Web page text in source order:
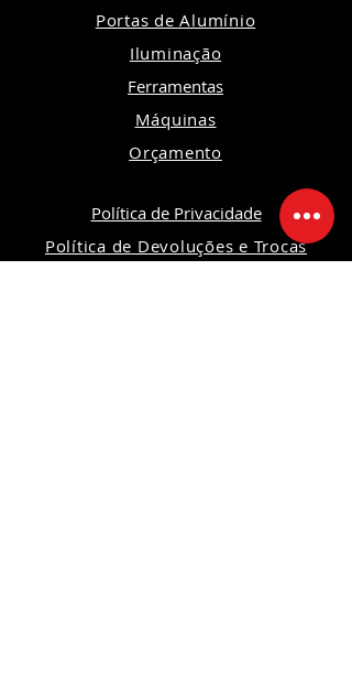
Portas de Alumínio
Iluminação
Ferramentas
Máquinas
Orçamento
Política de Privacidade
Política de Devoluções e Trocas